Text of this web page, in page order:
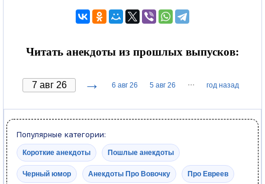
Читать анекдоты из прошлых выпусков:
→ 6 авг 26 5 авг 26 ··· год назад
Популярные категории:
Короткие анекдоты Пошлые анекдоты
Черный юмор Анекдоты Про Вовочку Про Евреев